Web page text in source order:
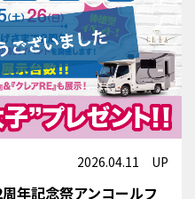
2026.04.11 UP
年記念祭アンコールフ